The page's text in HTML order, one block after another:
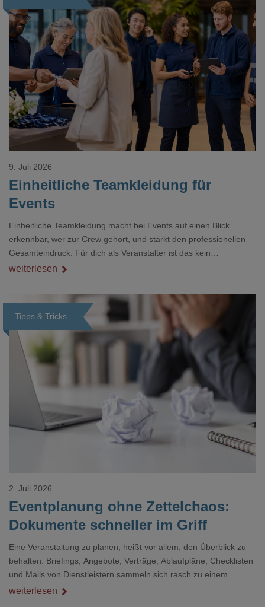
Loading...
Einheitliche Teamkleidung für
Events
9. Juli 2026
Einheitliche Teamkleidung macht bei Events auf einen Blick
erkennbar, wer zur Crew gehört, und stärkt den professionellen
Gesamteindruck. Für dich als Veranstalter ist das kein
Nebenthema: Bei Textilien mit Stickerei oder mehreren
weiterlesen
Tipps & Tricks
Loading...
Eventplanung ohne Zettelchaos:
Dokumente schneller im Griff
2. Juli 2026
Eine Veranstaltung zu planen, heißt vor allem, den Überblick zu
behalten. Briefings, Angebote, Verträge, Ablaufpläne, Checklisten
und Mails von Dienstleistern sammeln sich rasch zu einem
unübersichtlichen Stapel. Wer schon einmal kurz vor einem Event
weiterlesen